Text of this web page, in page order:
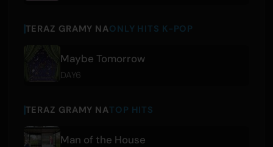
TERAZ GRAMY NAONLY HITS K-POP
Maybe Tomorrow
DAY6
TERAZ GRAMY NATOP HITS
Man of the House